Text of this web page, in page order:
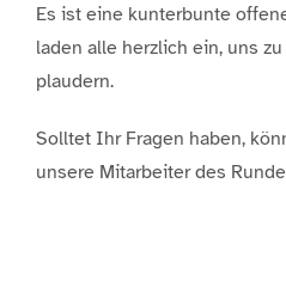
Es ist eine kunterbunte
laden alle herzlich ein, uns
plaudern.
Solltet Ihr Fragen haben,
unsere Mitarbeiter des